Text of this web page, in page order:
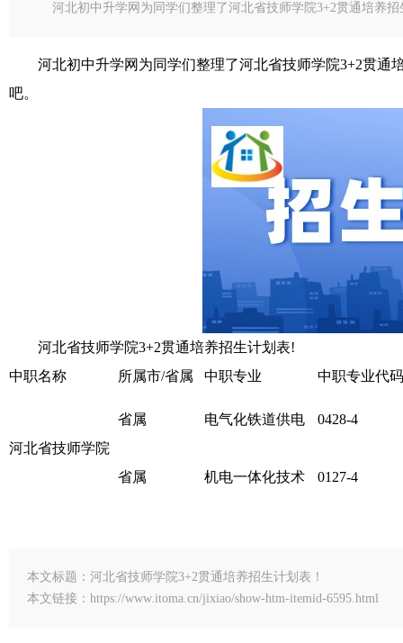
河北初中升学网为同学们整理了河北省技师学院3+2贯通培养
河北初中升学网为同学们整理了河北省技师学院3+2贯通
吧。
河北省技师学院3+2贯通培养招生计划表!
中职名称
所属市/省属 中职专业 中职专业代码
河北省技师学院
省属 电气化铁道供电 0428-4
省属 机电一体化技术 0127-4
本文标题：河北省技师学院3+2贯通培养招生计划表！
本文链接：https://www.itoma.cn/jixiao/show-htm-itemid-6595.html